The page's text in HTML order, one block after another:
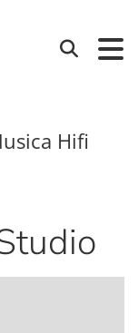
Suchen
Hifi